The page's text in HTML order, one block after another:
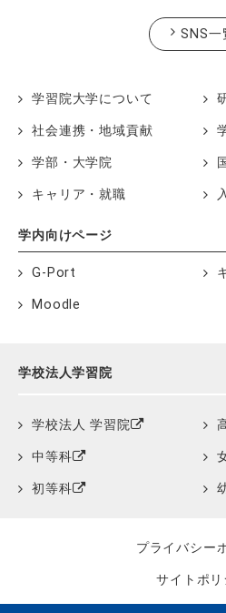
SNS一
学習院大学について
社会連携・地域貢献
学部・大学院
キャリア・就職
学内向けページ
G-Port
Moodle
学校法人学習院
学校法人 学習院
中等科
初等科
プライバシー
サイトポリ